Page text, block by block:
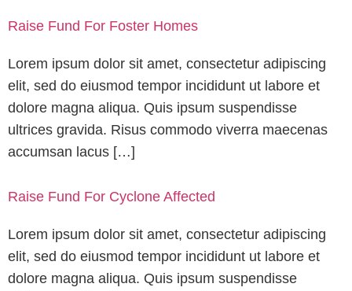
Raise Fund For Foster Homes
Lorem ipsum dolor sit amet, consectetur adipiscing
elit, sed do eiusmod tempor incididunt ut labore et
dolore magna aliqua. Quis ipsum suspendisse
ultrices gravida. Risus commodo viverra maecenas
accumsan lacus […]
Raise Fund For Cyclone Affected
Lorem ipsum dolor sit amet, consectetur adipiscing
elit, sed do eiusmod tempor incididunt ut labore et
dolore magna aliqua. Quis ipsum suspendisse